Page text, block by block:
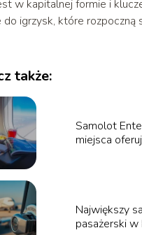
w kapitalnej formie i
do igrzysk, które rozpoczną
także:
Samolot
miejsca
Największy
pasażerski w